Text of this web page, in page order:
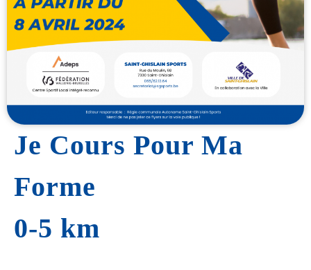
Je Cours Pour Ma
Forme
0-5 km